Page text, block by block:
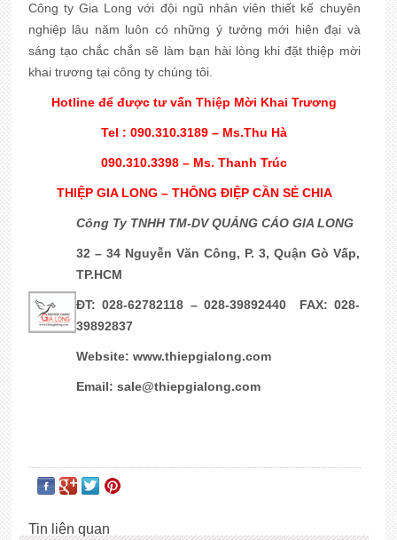
Công ty Gia Long với đội ngũ nhân viên thiết kế chuyên
nghiệp lâu năm luôn có những ý tưởng mới hiện đại và
sáng tạo chắc chắn sẽ làm bạn hài lòng khi đặt thiệp mời
khai trương tại công ty chúng tôi.
Hotline để được tư vấn Thiệp Mời Khai Trương
Tel : 090.310.3189 – Ms.Thu Hà
090.310.3398 – Ms. Thanh Trúc
THIỆP GIA LONG – THÔNG ĐIỆP CẦN SẺ CHIA
Công Ty TNHH TM-DV QUẢNG CÁO GIA LONG
32 – 34 Nguyễn Văn Công, P. 3, Quận Gò Vấp,
TP.HCM
ĐT: 028-62782118 – 028-39892440 FAX: 028-
39892837
Website: www.thiepgialong.com
Email: sale@thiepgialong.com
Tin liên quan